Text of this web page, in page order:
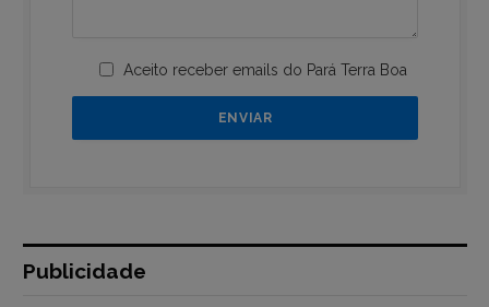
Aceito receber emails do Pará Terra Boa
Publicidade